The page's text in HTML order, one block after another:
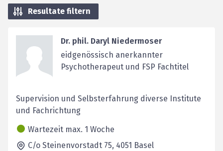
Resultate filtern
Dr. phil. Daryl Niedermoser
eidgenössisch anerkannter
Psychotherapeut und FSP Fachtitel
Supervision und Selbsterfahrung diverse Institute
und Fachrichtung
Wartezeit max. 1 Woche
C/o Steinenvorstadt 75, 4051 Basel